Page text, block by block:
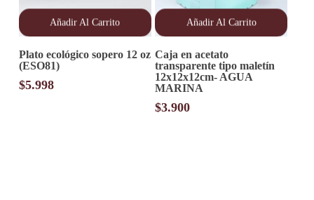
Añadir Al Carrito
Plato ecológico sopero 12 oz
(ESO81)
$5.998
Añadir Al Carrito
Caja en acetato
transparente tipo maletín
12x12x12cm- AGUA
MARINA
$3.900